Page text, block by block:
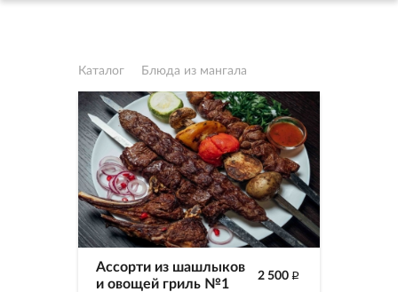
Каталог Блюда из мангала
2 500 p
Ассорти из шашлыков
и овощей гриль №1